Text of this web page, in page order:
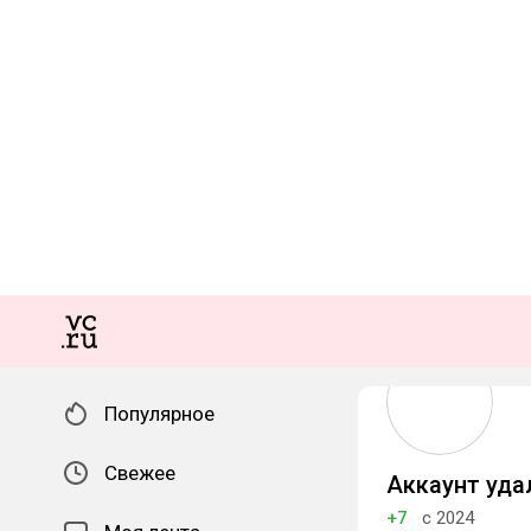
Популярное
Свежее Аккаунт
+7 с 2024